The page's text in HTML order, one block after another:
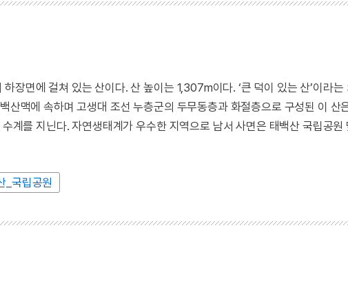
장면에 걸쳐 있는 산이다. 산 높이는 1,307m이다. ‘큰 덕이 있는 산’이라는
산맥에 속하며 고생대 조선 누층군의 두무동층과 화절층으로 구성된 이 산
계를 지닌다. 자연생태계가 우수한 지역으로 남서 사면은 태백산 국립공원
_국립공원